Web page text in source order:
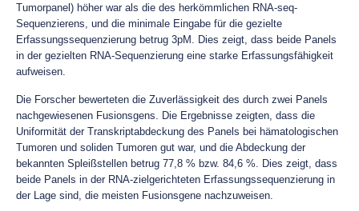
Tumorpanel) höher war als die des herkömmlichen RNA-seq-
Sequenzierens, und die minimale Eingabe für die gezielte
Erfassungssequenzierung betrug 3pM. Dies zeigt, dass beide Panels
in der gezielten RNA-Sequenzierung eine starke Erfassungsfähigkeit
aufweisen.
Die Forscher bewerteten die Zuverlässigkeit des durch zwei Panels
nachgewiesenen Fusionsgens. Die Ergebnisse zeigten, dass die
Uniformität der Transkriptabdeckung des Panels bei hämatologischen
Tumoren und soliden Tumoren gut war, und die Abdeckung der
bekannten Spleißstellen betrug 77,8 % bzw. 84,6 %. Dies zeigt, dass
beide Panels in der RNA-zielgerichteten Erfassungssequenzierung in
der Lage sind, die meisten Fusionsgene nachzuweisen.